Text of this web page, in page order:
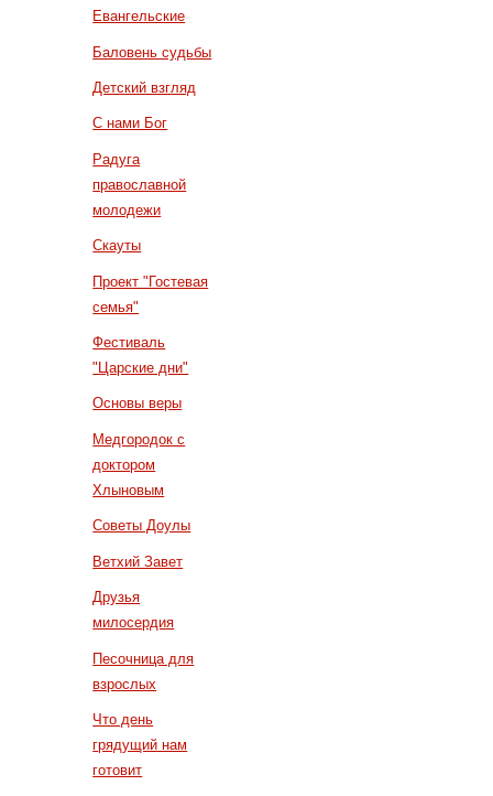
Евангельские
Баловень судьбы
Детский взгляд
С нами Бог
Радуга
православной
молодежи
Скауты
Проект "Гостевая
семья"
Фестиваль
"Царские дни"
Основы веры
Медгородок с
доктором
Хлыновым
Советы Доулы
Ветхий Завет
Друзья
милосердия
Песочница для
взрослых
Что день
грядущий нам
готовит